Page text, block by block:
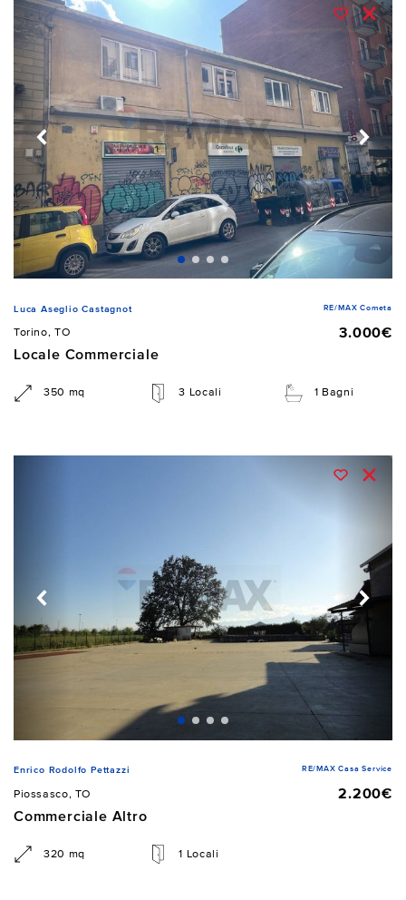
Luca Aseglio Castagnot RE/MAX Cometa
Torino, TO
3.000€
Locale Commerciale
350 mq 3 Locali 1 Bagni
Enrico Rodolfo Pettazzi RE/MAX Casa Service
Piossasco, TO
2.200€
Commerciale Altro
320 mq 1 Locali